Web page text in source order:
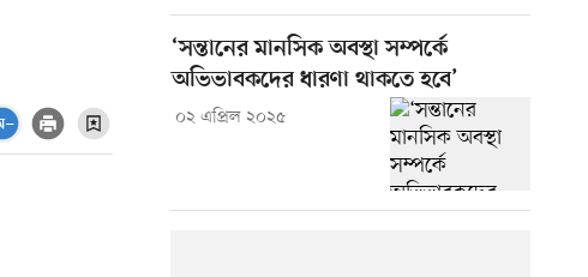
‘সন্তানের মানসিক অবস্থা সম্পর্কে
অভিভাবকদের ধারণা থাকতে হবে’
০২ এপ্রিল ২০২৫